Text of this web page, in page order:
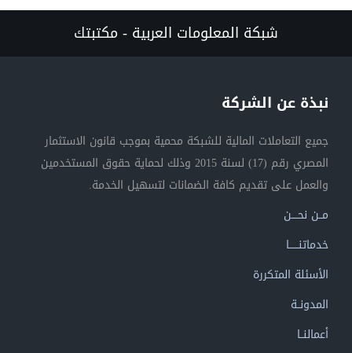
شبكة المعلومات العربية - مكتبتك
نبذة عن الشركة
جميع التعاملات المالية للشبكة محمية بموجب قانون الاستثمار
المصري رقم (17) لسنة 2015 وذلك لحماية حقوق المستخدمين
والعمل على تقديم كافة الضمانات لتسهيل الخدمة.
مــن نحــــن
خدماتنــــــا
الأسئلة المتكررة
المدونــة
أعمالنــا